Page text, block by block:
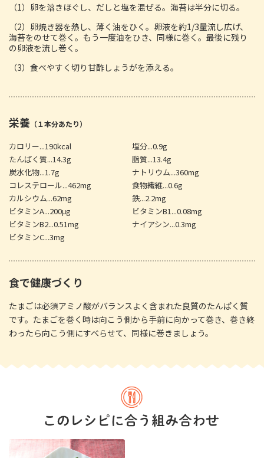
（1）卵を溶きほぐし、だしと塩を混ぜる。海苔は半分に切る。
（2）卵焼き器を熱し、薄く油をひく。卵液を約1/3量流し広げ、
海苔をのせて巻く。もう一度油をひき、同様に巻く。最後に残り
の卵液を流し巻く。
（3）食べやすく切り甘酢しょうがを添える。
栄養 （１本分あたり）
カロリー...190kcal
塩分...0.9g
たんぱく質...14.3g
脂質...13.4g
炭水化物...1.7g
ナトリウム...360mg
コレステロール...462mg
食物繊維...0.6g
カルシウム...62mg
鉄...2.2mg
ビタミンA...200μg
ビタミンB1...0.08mg
ビタミンB2...0.51mg
ナイアシン...0.3mg
ビタミンC...3mg
食で健康づくり
たまごは必須アミノ酸がバランスよく含まれた良質のたんぱく質
です。たまごを巻く時は向こう側から手前に向かって巻き、巻き終
わったら向こう側にすべらせて、同様に巻きましょう。